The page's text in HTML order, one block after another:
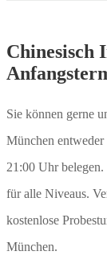
Chinesisch
Sie können gerne
München
21:00 Uhr
für alle Niveaus.
kostenlose
München.